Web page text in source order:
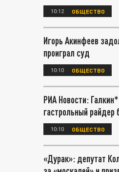
10:12 ОБЩЕСТВО
Игорь Акинфеев
проиграл суд
10:10 ОБЩЕСТВО
РИА Новости:
гастрольный райдер
10:10 ОБЩЕСТВО
«Дурак»: депутат